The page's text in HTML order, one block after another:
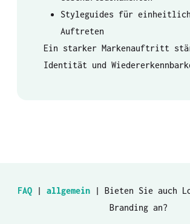
Styleguides für
Auftreten
Ein starker Markenauftritt
Identität und
FAQ | allgemein | Bieten Sie auch
Branding an?